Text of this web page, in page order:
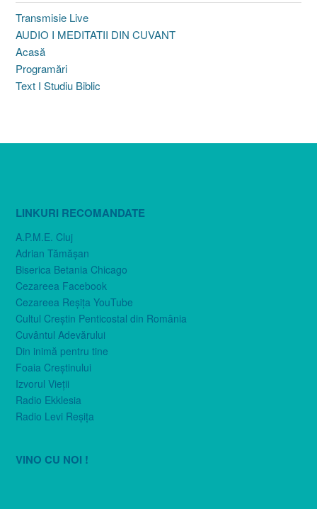
Transmisie Live
AUDIO I MEDITATII DIN CUVANT
Acasă
Programări
Text I Studiu Biblic
LINKURI RECOMANDATE
A.P.M.E. Cluj
Adrian Tămăşan
Biserica Betania Chicago
Cezareea Facebook
Cezareea Reşiţa YouTube
Cultul Creştin Penticostal din România
Cuvântul Adevărului
Din inimă pentru tine
Foaia Creştinului
Izvorul Vieţii
Radio Ekklesia
Radio Levi Reşiţa
VINO CU NOI !